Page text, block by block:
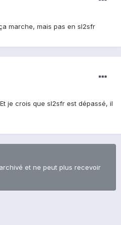
marche, mais pas en sl2sfr
je crois que sl2sfr est dépassé, il
et ne peut plus recevoir